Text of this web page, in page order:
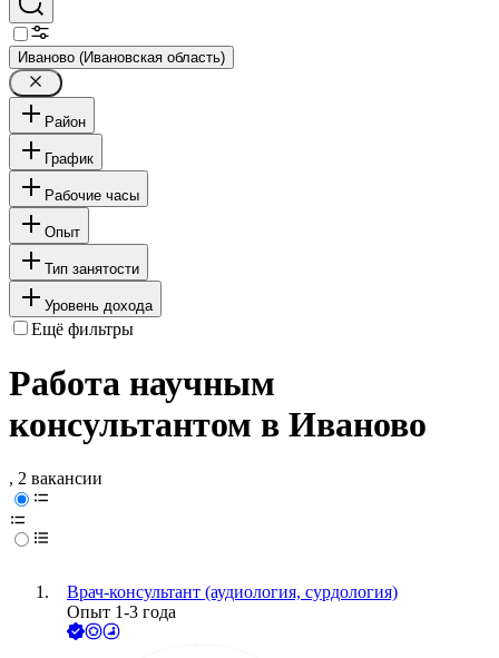
Иваново (Ивановская область)
Район
График
Рабочие часы
Опыт
Тип занятости
Уровень дохода
Ещё фильтры
Работа научным
консультантом в Иваново
, 2 вакансии
Врач-консультант (аудиология, сурдология)
Опыт 1-3 года